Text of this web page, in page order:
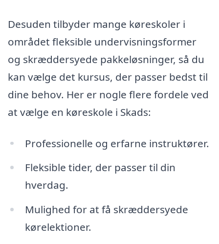
Desuden tilbyder mange køreskoler i
området fleksible undervisningsformer
og skræddersyede pakkeløsninger, så du
kan vælge det kursus, der passer bedst til
dine behov. Her er nogle flere fordele ved
at vælge en køreskole i Skads:
Professionelle og erfarne instruktører.
Fleksible tider, der passer til din
hverdag.
Mulighed for at få skræddersyede
kørelektioner.